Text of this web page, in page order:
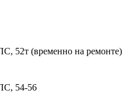
52т (временно на ремонте)
54-56